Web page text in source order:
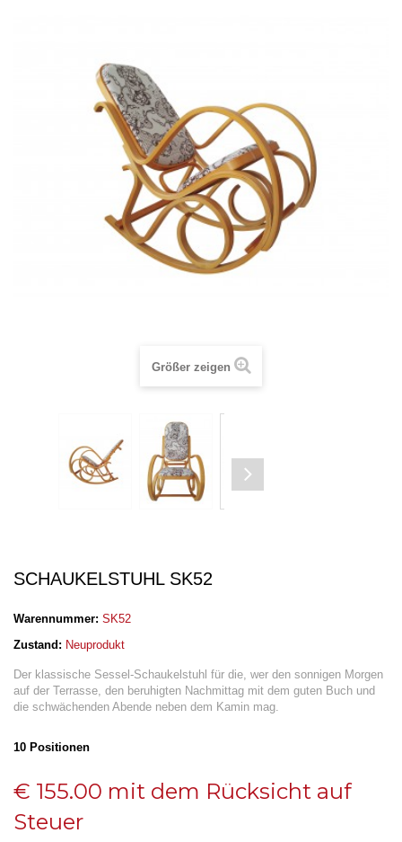
Größer zeigen
SCHAUKELSTUHL SK52
Warennummer: SK52
Zustand: Neuprodukt
Der klassische Sessel-Schaukelstuhl für die, wer den sonnigen Morgen
auf der Terrasse, den beruhigten Nachmittag mit dem guten Buch und
die schwächenden Abende neben dem Kamin mag.
10 Positionen
€ 155.00 mit dem Rücksicht auf
Steuer